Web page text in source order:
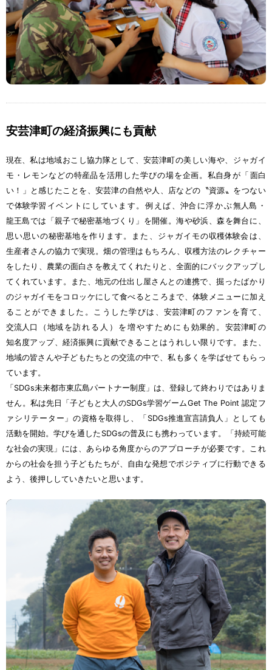
安芸津町の経済振興にも貢献
現在、私は地域おこし協力隊として、 安芸津町の美 しい海や、ジャガイ
モ・レモンなどの特産品 を活用 した学びの場を企画。 私自身が「 面白
い！」と 感 じたことを、 安芸津の自然や人 、 店などの〝資源〟をつない
で体験学習 イベントにしています。 例 えば、 沖合 に浮かぶ無人島 ・
龍王島では「 親子で秘密基地づくり」を開催。 海や砂浜、 森 を舞台 に、
思 い思 いの秘密基地を作 ります。また、ジャガイモの収穫体験会 は、
生産者さんの協力 で実現。 畑の管理はもちろん、 収穫方法のレクチャー
をしたり、 農業の面白 さを教えてくれたりと、 全面的 にバックアップし
てくれています。また、 地元の仕出 し 屋さんとの連携で、 掘 ったばかり
のジャガイモをコロッケにして食べるところまで、 体験 メニューに加 え
ることができました。こうした学びは、 安芸津町のファンを育て、
交流人口
（ 地域 を訪れる 人 ）を 増やすためにも 効果的 。 安芸津町の
知名度アップ、 経済振興に貢献できることはうれしい限 りです。また、
地域の皆さんや子どもたちとの交流の中で、 私 も 多 くを学ばせてもらっ
ています。
「SDGs未来都市東広島パートナー制度 」は、 登録して終わりではありま
せん。 私は先日 「 子どもと 大人 のSDGs学習ゲームGet The Point 認定 フ
ァシリテーター」の資格を取得 し、「SDGs推進宣言請負人 」としても
活動を開始。 学びを通 したSDGsの普及 にも携わっています。「 持続可能
な社会の実現 」には、あらゆる角度からのアプローチが必要です。これ
からの社会を担 う 子どもたちが、 自由な発想でポジティブに行動できる
よう、 後押 ししていきたいと 思います。